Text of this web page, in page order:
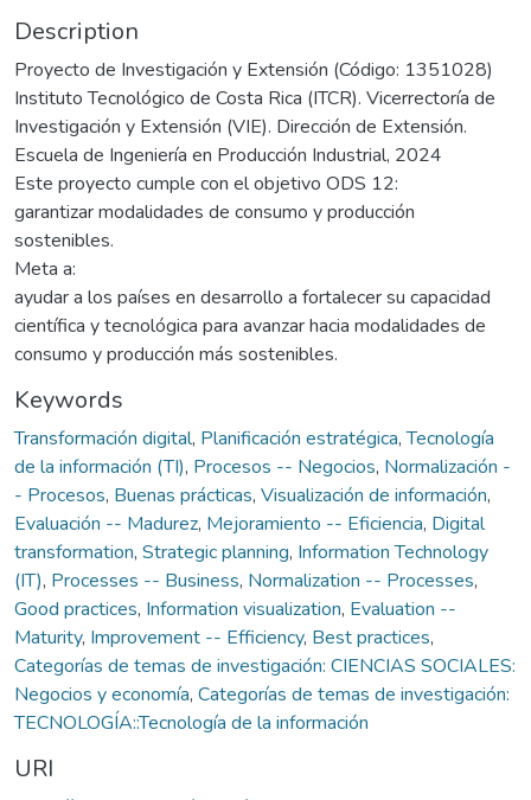
Description
Proyecto de Investigación y Extensión (Código: 1351028)
Instituto Tecnológico de Costa Rica (ITCR). Vicerrectoría de
Investigación y Extensión (VIE). Dirección de Extensión.
Escuela de Ingeniería en Producción Industrial, 2024
Este proyecto cumple con el objetivo ODS 12:
garantizar modalidades de consumo y producción
sostenibles.
Meta a:
ayudar a los países en desarrollo a fortalecer su capacidad
científica y tecnológica para avanzar hacia modalidades de
consumo y producción más sostenibles.
Keywords
Transformación digital, Planificación estratégica,Tecnología
de la información (TI), Procesos -- Negocios, Normalización -
- Procesos, Buenas prácticas, Visualización de información,
Evaluación -- Madurez, Mejoramiento -- Eficiencia, Digital
transformation, Strategic planning, Information Technology
(IT), Processes -- Business, Normalization -- Processes,
Good practices, Information visualization, Evaluation --
Maturity, Improvement -- Efficiency, Best practices,
Categorías de temas de investigación: CIENCIAS SOCIALES:
Negocios y economía, Categorías de temas de investigación:
TECNOLOGÍA::Tecnología de la información
URI